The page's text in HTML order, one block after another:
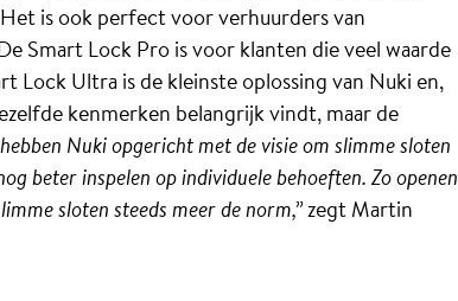
is ook perfect voor verhuurders van
Smart Lock Pro is voor klanten die veel waarde
Lock Ultra is de kleinste oplossing van Nuki en,
kenmerken belangrijk vindt, maar de
Nuki opgericht met de visie om slimme sloten
beter inspelen op individuele behoeften. Zo openen
sloten steeds meer de norm,”zegt Martin